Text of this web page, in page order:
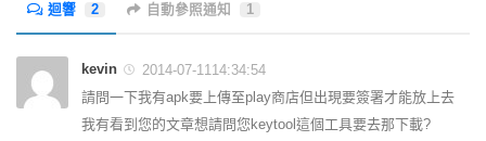
迴響 2 自動參照通知 1
kevin
2014-07-1114:34:54
請問一下我有apk要上傳至play商店但出現要簽署才能放上去
我有看到您的文章想請問您keytool這個工具要去那下載?